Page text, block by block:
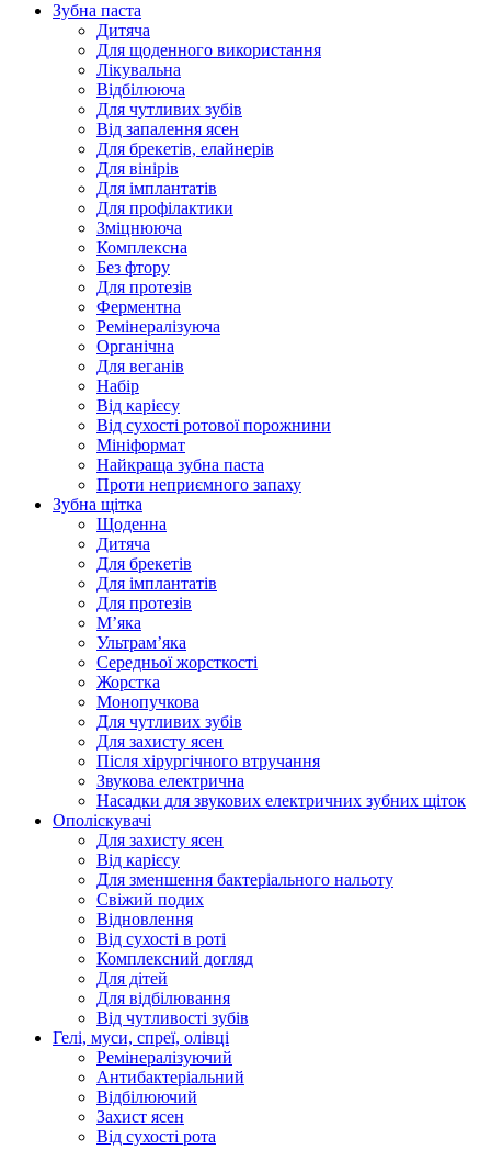
Зубна паста
Дитяча
Для щоденного використання
Лікувальна
Відбілююча
Для чутливих зубів
Від запалення ясен
Для брекетів, елайнерів
Для вінірів
Для імплантатів
Для профілактики
Зміцнююча
Комплексна
Без фтору
Для протезів
Ферментна
Ремінералізуюча
Органічна
Для веганів
Набір
Від карієсу
Від сухості ротової порожнини
Мініформат
Найкраща зубна паста
Проти неприємного запаху
Зубна щітка
Щоденна
Дитяча
Для брекетів
Для імплантатів
Для протезів
Мʼяка
Ультрамʼяка
Середньої жорсткості
Жорстка
Монопучкова
Для чутливих зубів
Для захисту ясен
Після хірургічного втручання
Звукова електрична
Насадки для звукових електричних зубних щіток
Ополіскувачі
Для захисту ясен
Від карієсу
Для зменшення бактеріального нальоту
Свіжий подих
Відновлення
Від сухості в роті
Комплексний догляд
Для дітей
Для відбілювання
Від чутливості зубів
Гелі, муси, спреї, олівці
Ремінералізуючий
Антибактеріальний
Відбілюючий
Захист ясен
Від сухості рота